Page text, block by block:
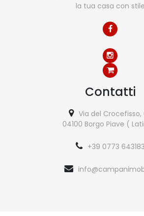
la tua casa con stile
Contatti
Via del Crocefisso,
04100 Borgo Piave (
+39 0773 643183